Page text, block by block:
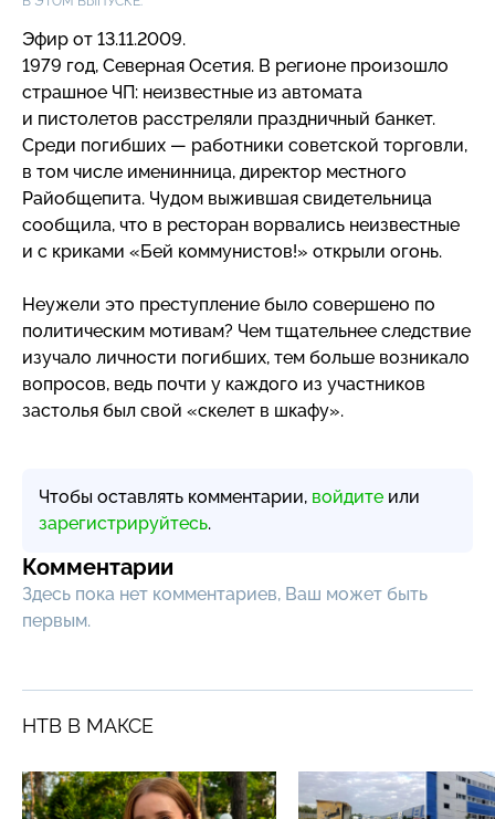
Эфир от 13.11.2009.
1979 год, Северная Осетия. В регионе произошло
страшное ЧП: неизвестные из автомата
и пистолетов расстреляли праздничный банкет.
Среди погибших — работники советской торговли,
в том числе именинница, директор местного
Райобщепита. Чудом выжившая свидетельница
сообщила, что в ресторан ворвались неизвестные
и с криками «Бей коммунистов!» открыли огонь.
Неужели это преступление было совершено по
политическим мотивам? Чем тщательнее следствие
изучало личности погибших, тем больше возникало
вопросов, ведь почти у каждого из участников
застолья был свой «скелет в шкафу».
Чтобы оставлять комментарии, войдите или
зарегистрируйтесь.
Комментарии
Здесь пока нет комментариев, Ваш может быть
первым.
НТВ В МАКСЕ